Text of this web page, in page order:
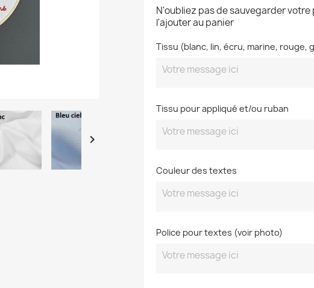

N'oubliez pas de sauvegarder
l'ajouter au panier
Tissu (blanc, lin, écru, marine, rouge,
Tissu pour appliqué et/ou ruban
Couleur des textes
Police pour textes (voir photo)